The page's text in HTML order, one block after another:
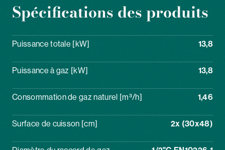
Spécifications des produits
Puissance totale [kW] 13,8
Puissance à gaz [kW] 13,8
Consommation de gaz naturel [m³/h] 1,46
Surface de cuisson [cm] 2x (30x48)